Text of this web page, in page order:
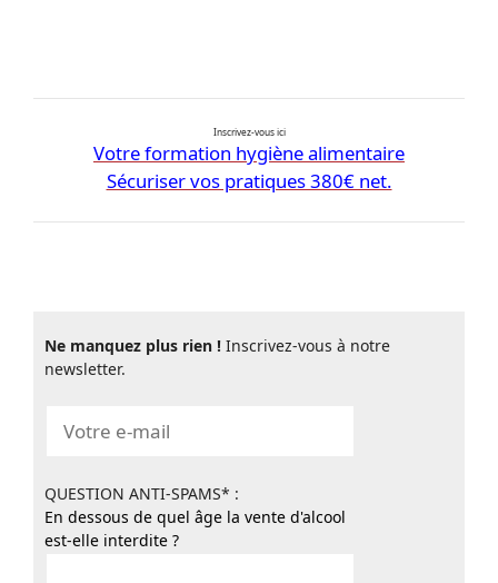
Inscrivez-vous ici
Votre formation hygiène alimentaire
Sécuriser vos pratiques 380€ net.
Ne manquez plus rien ! Inscrivez-vous à notre
newsletter.
QUESTION ANTI-SPAMS* :
En dessous de quel âge la vente d'alcool
est-elle interdite ?